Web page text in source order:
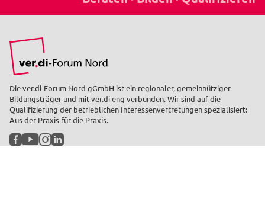
Die ver.di-Forum Nord gGmbH ist ein regionaler, gemeinnütziger
Bildungsträger und mit ver.di eng verbunden. Wir sind auf die
Qualifizierung der betrieblichen Interessenvertretungen spezialisiert:
Aus der Praxis für die Praxis.
Facebook
YouTubeInstagram
LinkedIn